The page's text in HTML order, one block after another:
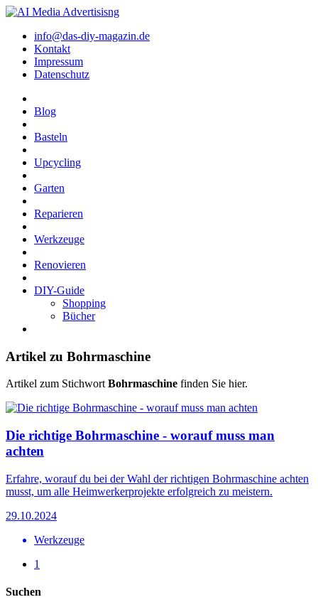
info@das-diy-magazin.de
Kontakt
Impressum
Datenschutz
Blog
Basteln
Upcycling
Garten
Reparieren
Werkzeuge
Renovieren
DIY-Guide
Shopping
Bücher
Artikel zu Bohrmaschine
Artikel zum StichwortBohrmaschine finden Sie hier.
Die richtige Bohrmaschine - worauf muss man
achten
Erfahre, worauf du bei der Wahl der richtigen Bohrmaschine achten
musst, um alle Heimwerkerprojekte erfolgreich zu meistern.
29.10.2024
Werkzeuge
1
Suchen